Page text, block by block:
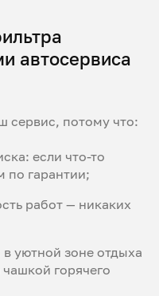
автосервиса
сервис, потому что:
если что-то
по гарантии;
работ — никаких
уютной зоне отдыха
горячего